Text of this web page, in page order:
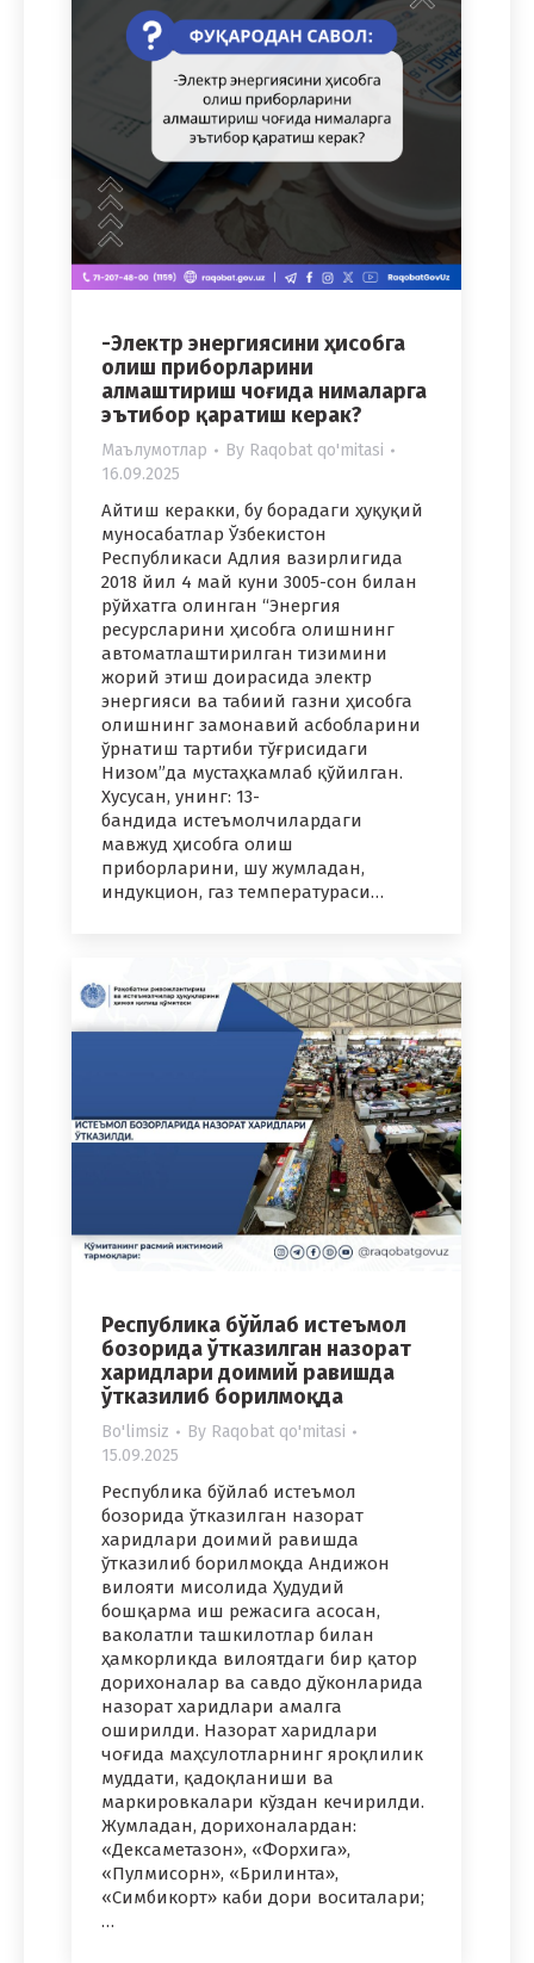
-Электр энергиясини ҳисобга
олиш приборларини
алмаштириш чоғида нималарга
эътибор қаратиш керак?
Маълумотлар By Raqobat qo'mitasi
16.09.2025
Айтиш керакки, бу борадаги ҳуқуқий
муносабатлар Ўзбекистон
Республикаси Адлия вазирлигида
2018 йил 4 май куни 3005-сон билан
рўйхатга олинган “Энергия
ресурсларини ҳисобга олишнинг
автоматлаштирилган тизимини
жорий этиш доирасида электр
энергияси ва табиий газни ҳисобга
олишнинг замонавий асбобларини
ўрнатиш тартиби тўғрисидаги
Низом”да мустаҳкамлаб қўйилган.
Хусусан, унинг: 13-
бандида истеъмолчилардаги
мавжуд ҳисобга олиш
приборларини, шу жумладан,
индукцион, газ температураси…
Республика бўйлаб истеъмол
бозорида ўтказилган назорат
харидлари доимий равишда
ўтказилиб борилмоқда
Bo'limsiz By Raqobat qo'mitasi
15.09.2025
Республика бўйлаб истеъмол
бозорида ўтказилган назорат
харидлари доимий равишда
ўтказилиб борилмоқда Андижон
вилояти мисолида Ҳудудий
бошқарма иш режасига асосан,
ваколатли ташкилотлар билан
ҳамкорликда вилоятдаги бир қатор
дорихоналар ва савдо дўконларида
назорат харидлари амалга
оширилди. Назорат харидлари
чоғида маҳсулотларнинг яроқлилик
муддати, қадоқланиши ва
маркировкалари кўздан кечирилди.
Жумладан, дорихоналардан:
«Дексаметазон», «Форхига»,
«Пулмисорн», «Брилинта»,
«Симбикорт» каби дори воситалари;
…